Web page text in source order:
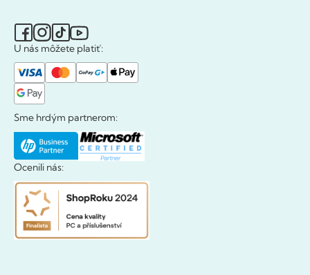
U nás môžete platiť:
Sme hrdým partnerom:
Ocenili nás: